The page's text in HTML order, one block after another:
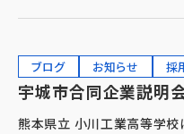
拶や雑談、現場訪問を通じ
ブログ お知らせ 採
宇城市合同企業説明
熊本県立 小川工業高等学